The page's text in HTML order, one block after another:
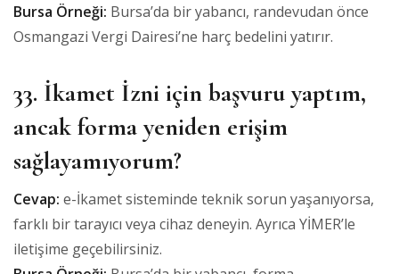
Bursa Örneği: Bursa’da bir yabancı, randevudan önce
Osmangazi Vergi Dairesi’ne harç bedelini yatırır.
33. İkamet İzni için başvuru yaptım,
ancak forma yeniden erişim
sağlayamıyorum?
Cevap: e-İkamet sisteminde teknik sorun yaşanıyorsa,
farklı bir tarayıcı veya cihaz deneyin. Ayrıca YİMER’le
iletişime geçebilirsiniz.